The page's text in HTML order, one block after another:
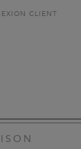
CLIENT